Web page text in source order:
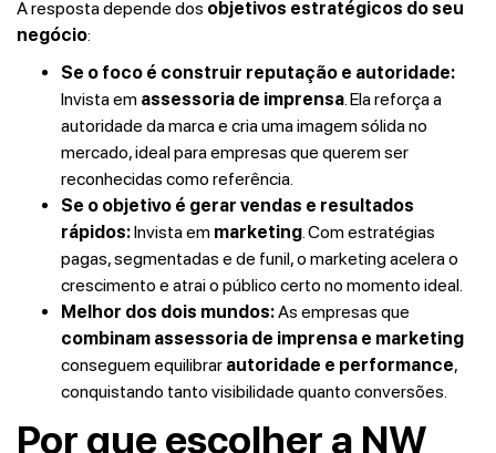
A resposta depende dos objetivos estratégicos do seu
negócio:
Se o foco é construir reputação e autoridade:
Invista em assessoria de imprensa. Ela reforça a
autoridade da marca e cria uma imagem sólida no
mercado, ideal para empresas que querem ser
reconhecidas como referência.
Se o objetivo é gerar vendas e resultados
rápidos:Invista em marketing. Com estratégias
pagas, segmentadas e de funil, o marketing acelera o
crescimento e atrai o público certo no momento ideal.
Melhor dos dois mundos:As empresas que
combinam assessoria de imprensa e marketing
conseguem equilibrar autoridade e performance,
conquistando tanto visibilidade quanto conversões.
Por que escolher a NW